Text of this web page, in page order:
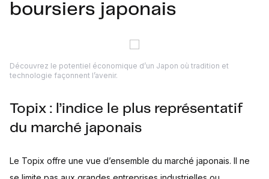
boursiers japonais
Découvrez le potentiel économique d’un Japon où tradition et
technologie façonnent l’avenir.
Topix : l’indice le plus représentatif
du marché japonais
Le Topix offre une vue d’ensemble du marché japonais. Il ne